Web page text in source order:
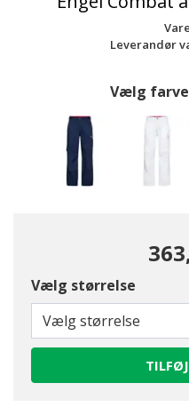
Leverandør
Vælg farve
Vælg størrelse
Vælg størrelse